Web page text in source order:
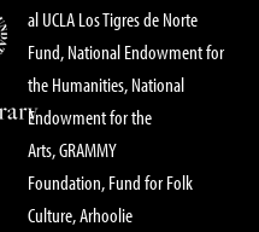
al UCLA Los Tigres de Norte
Fund, National Endowment for
the Humanities, National
Endowment for the
Arts, GRAMMY
Foundation, Fund for Folk
Culture, Arhoolie